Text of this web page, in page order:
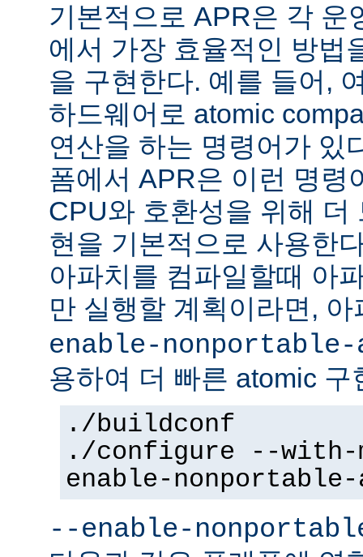
기본적으로 APR은 각 운
에서 가장 효율적인 방법
을 구현한다. 예를 들어,
하드웨어로 atomic
연산을 하는 명령어가 있
폼에서 APR은 이런 명령
CPU와 호환성을 위해 더
현을 기본적으로 사용한
아파치를 컴파일할때 아
만 실행할 계획이라면,
enable-nonportable-
용하여 더 빠른 atomic
./buildconf
./configure --with-
enable-nonportable-
--enable-